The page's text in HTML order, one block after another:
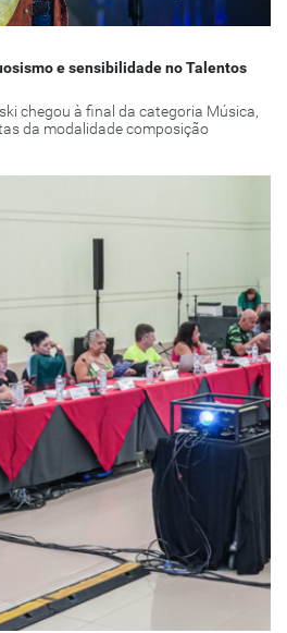
e sensibilidade no Talentos
chegou à final da categoria Música,
da modalidade composição